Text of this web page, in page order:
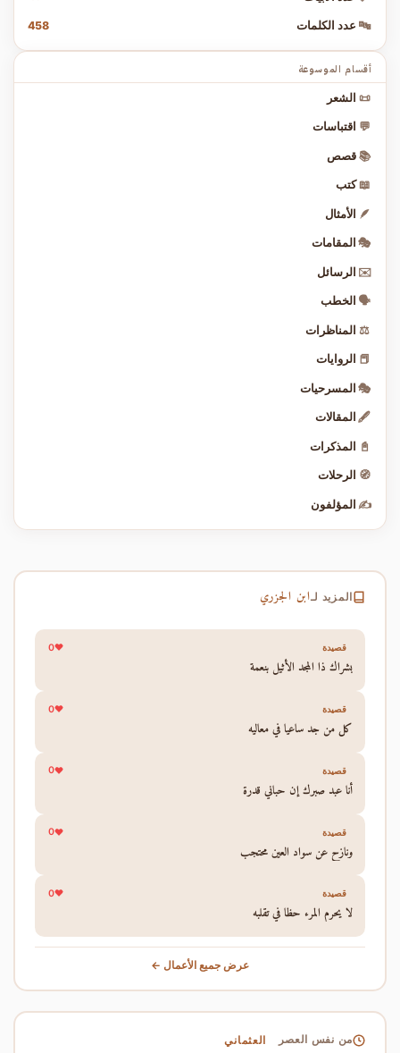
🔤 عدد الكلمات 458
أقسام الموسوعة
📜 الشعر
💬 اقتباسات
📚 قصص
📖 كتب
🪶 الأمثال
🎭 المقامات
✉️ الرسائل
🗣️ الخطب
⚖️ المناظرات
📕 الروايات
🎭 المسرحيات
🖋️ المقالات
📓 المذكرات
🧭 الرحلات
✍️ المؤلفون
المزيد لـابن الجزري
قصيدة 0
بشراك ذا المجد الأثيل بنعمة
قصيدة 0
كل من جد ساعيا في معاليه
قصيدة 0
أنا عبد صبرك إن حباني قدرة
قصيدة 0
ونازح عن سواد العين محتجب
قصيدة 0
لا يحرم المرء حظا في تقلبه
عرض جميع الأعمال ←
من نفس العصر العثماني